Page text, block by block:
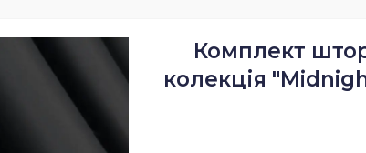
Комплект
колекція